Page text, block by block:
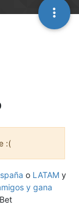
:(
o LATAM y
y gana